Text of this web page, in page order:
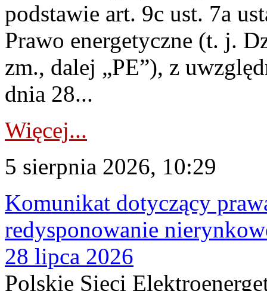
podstawie art. 9c ust. 7a
Prawo energetyczne (t. j.
zm., dalej „PE”), z
dnia 28...
Więcej...
5 sierpnia 2026, 10:29
Komunikat dotyczący
redysponowanie
28 lipca 2026
Polskie Sieci